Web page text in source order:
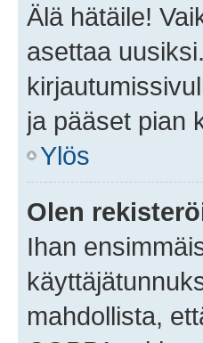
Älä hätäile!
asettaa
ja pääset pian
Ylös
Olen
Ihan
mahdollista,